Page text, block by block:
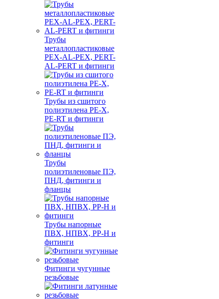
Трубы
металлопластиковые
PEX-AL-PEX, PERT-
AL-PERT и фитинги
Трубы из сшитого
полиэтилена PE-X,
PE-RT и фитинги
Трубы
полиэтиленовые ПЭ,
ПНД, фитинги и
фланцы
Трубы напорные
ПВХ, НПВХ, PP-H и
фитинги
Фитинги чугунные
резьбовые